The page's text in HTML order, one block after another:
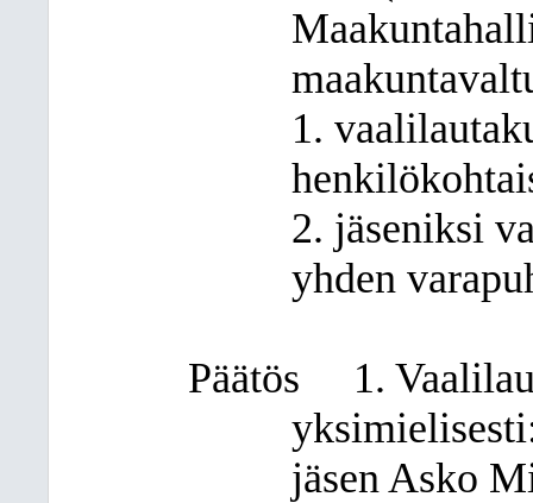
1.
2. jäseniksi
yhden
Päätös
1.
jäsen Asko